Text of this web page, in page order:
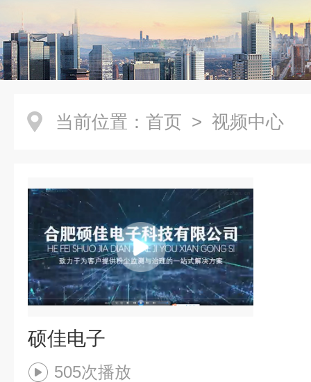
当前位置： 首页 > 视频中心
硕佳电子
505次播放